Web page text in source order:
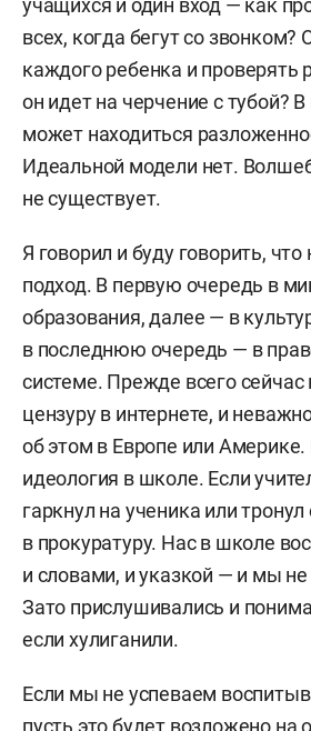
учащихся и один вход — как
всех, когда бегут со звонком?
каждого ребенка и проверять
он идет на черчение с тубой? В
может находиться
Идеальной модели нет.
не существует.
Я говорил и буду говорить,
подход. В первую очередь в
образования, далее — в
в последнюю очередь — в
системе. Прежде всего сейчас
цензуру в интернете, и
об этом в Европе или
идеология в школе. Если
гаркнул на ученика или тронул
в прокуратуру. Нас в школе
и словами, и указкой — и мы
Зато прислушивались и
если хулиганили.
Если мы не успеваем
пусть это будет возложено на